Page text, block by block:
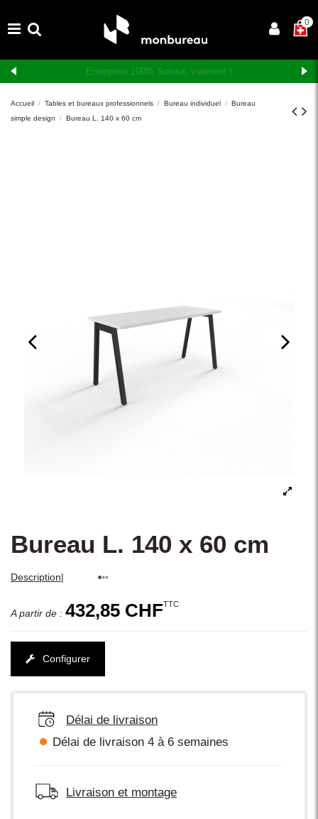
×0
Livraison et montage gratuits en Suisse romande
Accueil Tables et bureaux professionnels Bureau individuel
Bureau
simple design
Bureau L. 140 x 60 cm
Bureau L. 140 x 60 cm
Description|
A partir de : 432,85 CHFTTC
Configurer
Délai de livraison
Délai de livraison 4 à 6 semaines
Livraison et montage